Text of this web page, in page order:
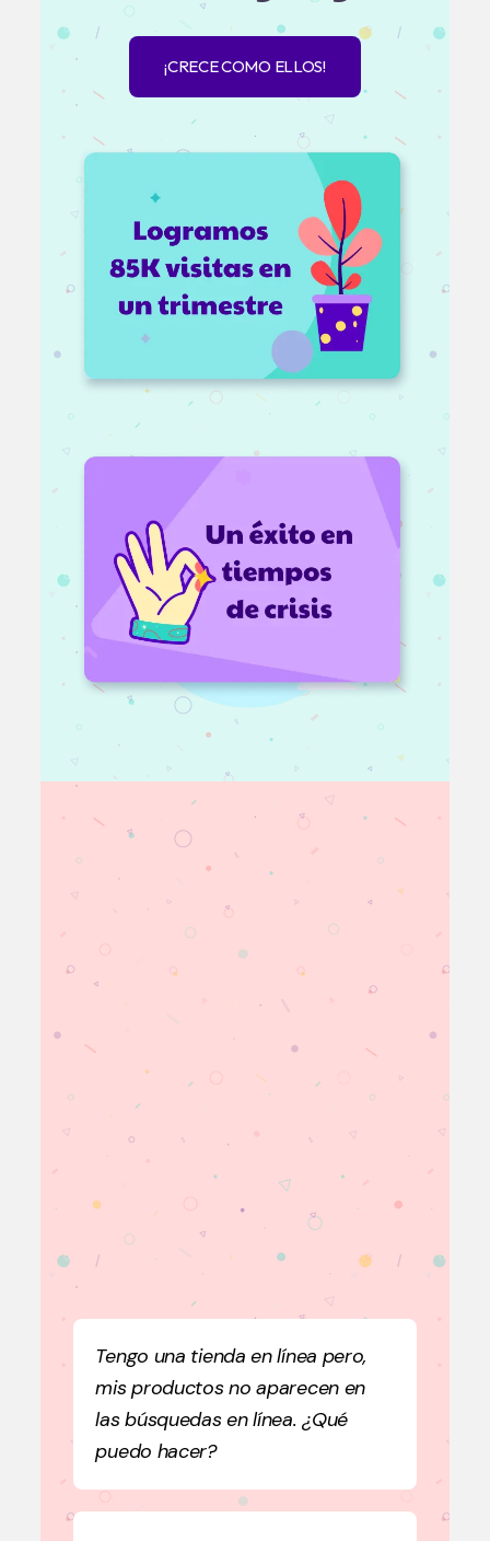
¡CRECE COMO ELLOS!
Tengo una tienda en línea pero,
mis productos no aparecen en
las búsquedas en línea. ¿Qué
puedo hacer?